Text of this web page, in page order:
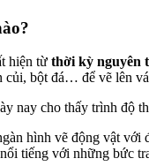
hiện từ thời kỳ nguyên
bột đá… để vẽ lên
nay cho thấy trình độ
hình vẽ động vật với
tiếng với những bức